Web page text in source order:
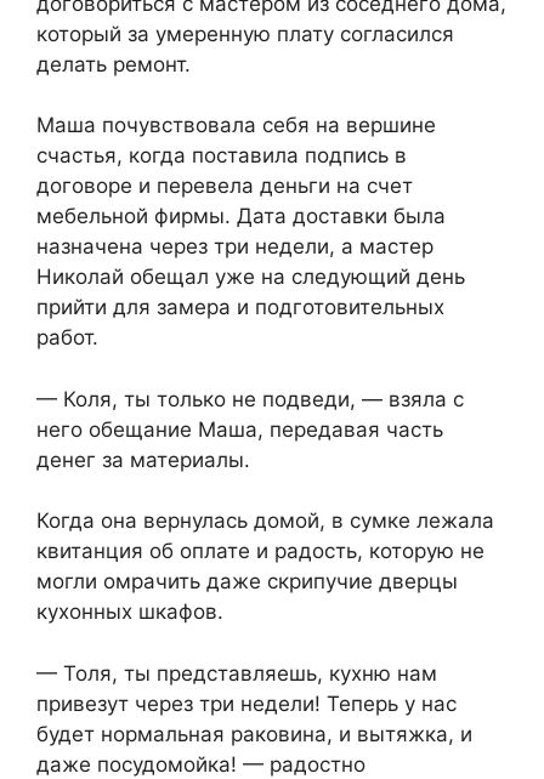
который за умеренную плату согласился
делать ремонт.
Маша почувствовала себя на вершине
счастья, когда поставила подпись в
договоре и перевела деньги на счет
мебельной фирмы. Дата доставки была
назначена через три недели, а мастер
Николай обещал уже на следующий день
прийти для замера и подготовительных
работ.
— Коля, ты только не подведи, — взяла с
него обещание Маша, передавая часть
денег за материалы.
Когда она вернулась домой, в сумке лежала
квитанция об оплате и радость, которую не
могли омрачить даже скрипучие дверцы
кухонных шкафов.
— Толя, ты представляешь, кухню нам
привезут через три недели! Теперь у нас
будет нормальная раковина, и вытяжка, и
даже посудомойка! — радостно